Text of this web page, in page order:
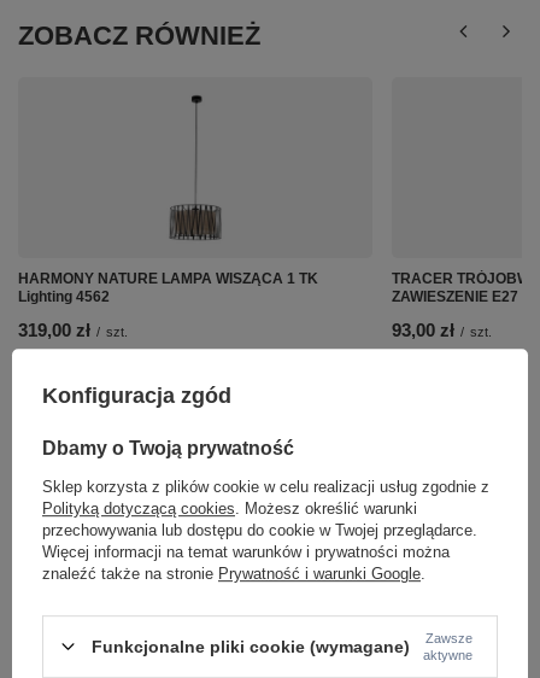
ZOBACZ RÓWNIEŻ
HARMONY NATURE LAMPA WISZĄCA 1 TK
Lighting 4562
319,00 zł / szt.
TRACER
ZAWIESZENIE E27
93,00 zł / szt.
Konfiguracja zgód
Dbamy o Twoją prywatność
Sklep korzysta z plików cookie w celu realizacji usług zgodnie z
Polityką dotyczącą cookies . Możesz określić warunki
przechowywania lub dostępu do cookie w Twojej przeglądarce.
Więcej informacji na temat warunków i prywatności można
znaleźć także na stronie Prywatność i warunki Google
Funkcjonalne pliki cookie (wymagane)
Zawsze
aktywne